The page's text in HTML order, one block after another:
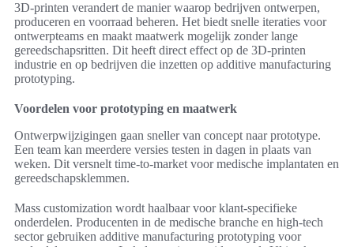
3D-printen verandert de manier waarop bedrijven ontwerpen,
produceren en voorraad beheren. Het biedt snelle iteraties voor
ontwerpteams en maakt maatwerk mogelijk zonder lange
gereedschapsritten. Dit heeft direct effect op de 3D-printen
industrie en op bedrijven die inzetten op additive manufacturing
prototyping.
Voordelen voor prototyping en maatwerk
Ontwerpwijzigingen gaan sneller van concept naar prototype.
Een team kan meerdere versies testen in dagen in plaats van
weken. Dit versnelt time-to-market voor medische implantaten en
gereedschapsklemmen.
Mass customization wordt haalbaar voor klant-specifieke
onderdelen. Producenten in de medische branche en high-tech
sector gebruiken additive manufacturing prototyping voor